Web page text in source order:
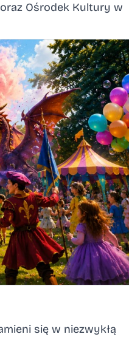
Ośrodek Kultury w
się w niezwykłą